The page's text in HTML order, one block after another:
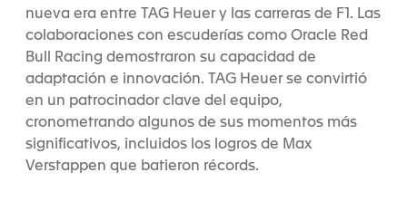
nueva era entre TAG Heuer y las carreras de F1. Las
colaboraciones con escuderías como Oracle Red
Bull Racing demostraron su capacidad de
adaptación e innovación. TAG Heuer se convirtió
en un patrocinador clave del equipo,
cronometrando algunos de sus momentos más
significativos, incluidos los logros de Max
Verstappen que batieron récords.